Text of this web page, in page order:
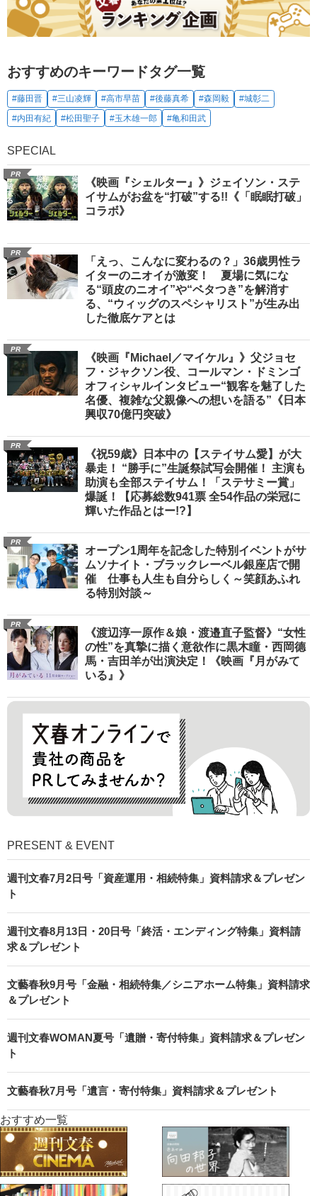
おすすめのキーワードタグ一覧
#藤田晋 #三山凌輝 #高市早苗 #後藤真希 #森岡毅
#城彰二
#内田有紀
#松田聖子 #玉木雄一郎 #亀和田武
SPECIAL
PR
《映画『シェルター』》ジェイソン・ステ
イサムがお盆を“打破”する!!《「眠眠打破」
コラボ》
PR
「えっ、こんなに変わるの？」36歳男性ラ
イターのニオイが激変！ 夏場に気にな
る“頭皮のニオイ”や“ベタつき”を解消す
る、“ウィッグのスペシャリスト”が生み出
した徹底ケアとは
PR
《映画『Michael／マイケル』》父ジョセ
フ・ジャクソン役、コールマン・ドミンゴ
オフィシャルインタビュー“観客を魅了した
名優、複雑な父親像への想いを語る”《日本
興収70億円突破》
PR
《祝59歳》日本中の【ステイサム愛】が大
暴走！ “勝手に”生誕祭試写会開催！ 主演も
助演も全部ステイサム！「ステサミー賞」
爆誕！【応募総数941票 全54作品の栄冠に
輝いた作品とはー!?】
PR
オープン1周年を記念した特別イベントがサ
ムソナイト・ブラックレーベル銀座店で開
催 仕事も人生も自分らしく～笑顔あふれ
る特別対談～
PR
《渡辺淳一原作＆娘・渡邉直子監督》“女性
の性”を真摯に描く意欲作に黒木瞳・西岡德
馬・吉田羊が出演決定！《映画『月がみて
いる』》
PRESENT & EVENT
週刊文春7月2日号「資産運用・相続特集」資料請求＆プレゼン
ト
週刊文春8月13日・20日号「終活・エンディング特集」資料請
求＆プレゼント
文藝春秋9月号「金融・相続特集／シニアホーム特集」資料請求
＆プレゼント
週刊文春WOMAN夏号「遺贈・寄付特集」資料請求＆プレゼン
ト
文藝春秋7月号「遺言・寄付特集」資料請求＆プレゼント
おすすめ一覧